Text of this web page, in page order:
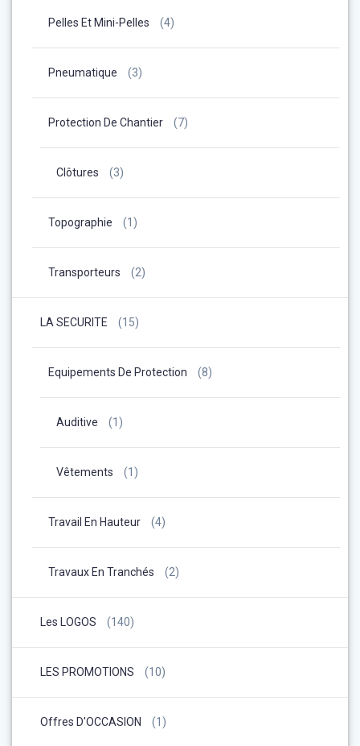
Pelles Et Mini-Pelles (4)
Pneumatique (3)
Protection De Chantier (7)
Clôtures (3)
Topographie (1)
Transporteurs (2)
LA SECURITE (15)
Equipements De Protection (8)
Auditive (1)
Vêtements (1)
Travail En Hauteur (4)
Travaux En Tranchés (2)
Les LOGOS (140)
LES PROMOTIONS (10)
Offres D'OCCASION (1)